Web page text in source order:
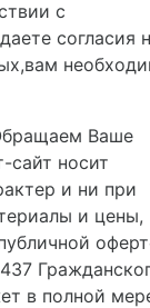
с
согласия
Ваше
сайт носит
и ни при
и цены,
в полной